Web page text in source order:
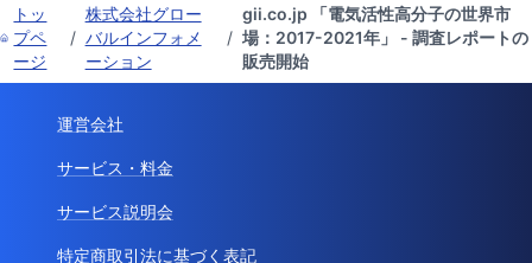
トッ
プペ
ージ
/
株式会社グロー
バルインフォメ
ーション
/
gii.co.jp 「電気活性高分子の世界市
場：2017-2021年」 - 調査レポートの
販売開始
運営会社
サービス・料金
サービス説明会
特定商取引法に基づく表記